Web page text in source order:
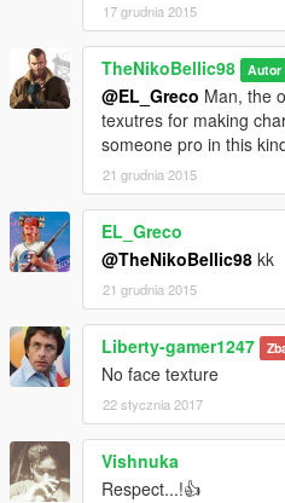
17 grudnia 2015
TheNikoBellic98 Autor
@EL_Greco Man, the
texutres for making
someone pro in this
21 grudnia 2015
EL_Greco
@TheNikoBellic98 kk
21 grudnia 2015
Liberty-gamer1247
No face texture
22 stycznia 2017
Vishnuka
Respect...!👍